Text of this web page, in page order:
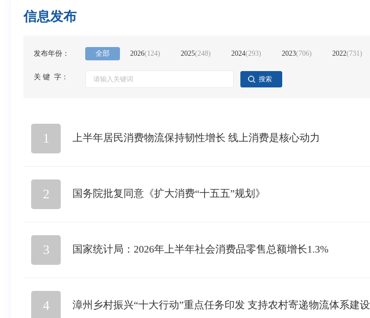
信息发布
发布年份： 全部 2026(124) 2025(248) 2024(293) 2023(706) 2022(731)
关 键 字： 搜索
1 上半年居民消费物流保持韧性增长 线上消费是核心动力
2 国务院批复同意《扩大消费“十五五”规划》
3 国家统计局：2026年上半年社会消费品零售总额增长1.3%
4 漳州乡村振兴“十大行动”重点任务印发 支持农村寄递物流体系建设